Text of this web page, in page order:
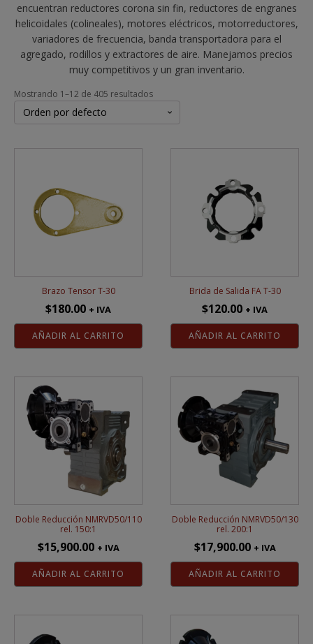
encuentran reductores corona sin fin, reductores de engranes
helicoidales (colineales), motores eléctricos, motorreductores,
variadores de frecuencia, banda transportadora para el
agregado, rodillos y extractores de aire. Manejamos precios
muy competitivos y un gran inventario.
Mostrando 1–12 de 405 resultados
Brazo Tensor T-30
$180.00 + IVA
AÑADIR AL CARRITO
Brida de Salida FA T-30
$120.00 + IVA
AÑADIR AL CARRITO
Doble Reducción NMRVD50/110
rel. 150:1
$15,900.00 + IVA
AÑADIR AL CARRITO
Doble Reducción NMRVD50/130
rel. 200:1
$17,900.00 + IVA
AÑADIR AL CARRITO